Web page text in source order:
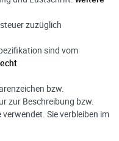
zuzüglich
sind vom
bzw.
zur Beschreibung bzw.
Sie verbleiben im